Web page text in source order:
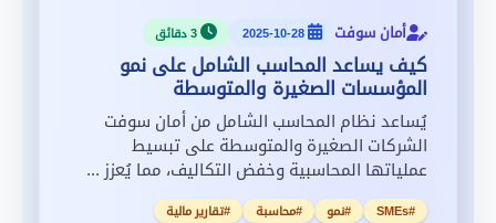
أمان سوفت 2025-10-28
كيف يساعد المحاسب الشامل على نمو
المؤسسات الصغيرة والمتوسطة
يُساعد نظام المحاسب الشامل من أمان سوفت
الشركات الصغيرة والمتوسطة على تبسيط
عملياتها المحاسبية وخفض التكاليف، مما يُعزز ...
#SMEs #نمو #محاسبة #تقارير مالية